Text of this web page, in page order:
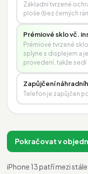
Základní tvrzené
ploše (bez černých
Prémiové sklo vč.
Prémiové tvrzené
splyne s displejem a
provedení, takže sedí
Zapůjčení
Telefon je zapůjčen
Pokračovat v
iPhone 13 patří mezi